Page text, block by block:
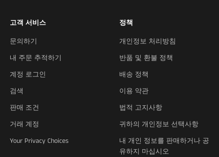
고객 서비스
문의하기
내 주문 추적하기
계정 로그인
검색
판매 조건
거래 계정
Your Privacy Choices
정책
개인정보 처리방침
반품 및 환불 정책
배송 정책
이용 약관
법적 고지사항
귀하의 개인정보 선택사항
내 개인 정보를 판매하거나 공
유하지 마십시오